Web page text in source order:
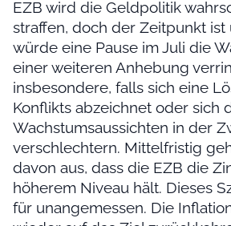
EZB wird die Geldpolitik
straffen, doch der Zeitpunkt ist
würde eine Pause im Juli die
einer weiteren Anhebung
insbesondere, falls sich eine
Konflikts abzeichnet oder sich
Wachstumsaussichten in der
verschlechtern. Mittelfristig
davon aus, dass die EZB die
höherem Niveau hält. Dieses
für unangemessen. Die